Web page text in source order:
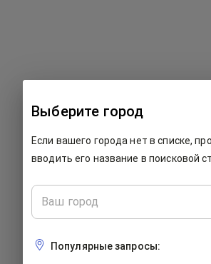
500: Что-то пошло
работаем над ее исправлением.
страницу и попробуйте
Выберите город
Если вашего города нет в списке,
вводить его название в поисковой
Популярные запросы: